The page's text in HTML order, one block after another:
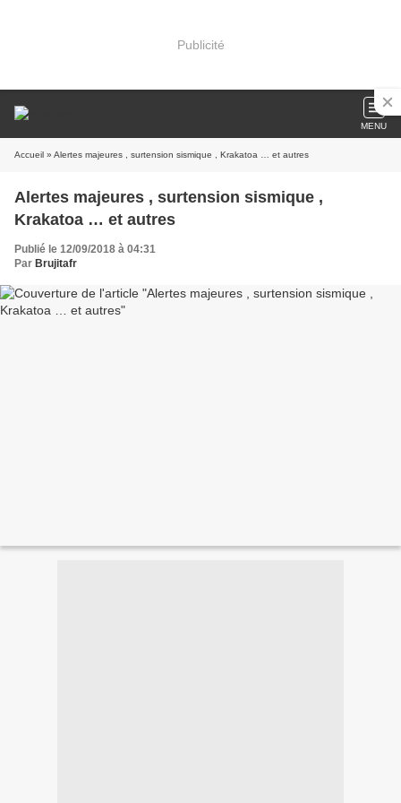
Publicité
MENU
Accueil » Alertes majeures , surtension sismique , Krakatoa … et autres
Alertes majeures , surtension sismique ,
Krakatoa … et autres
Publié le 12/09/2018 à 04:31
Par Brujitafr